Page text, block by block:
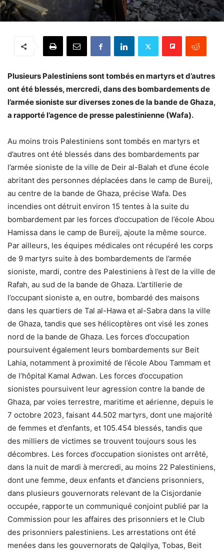
Plusieurs Palestiniens sont tombés en martyrs et d’autres
ont été blessés, mercredi, dans des bombardements de
l’armée sioniste sur diverses zones de la bande de Ghaza,
a rapporté l’agence de presse palestinienne (Wafa).
Au moins trois Palestiniens sont tombés en martyrs et
d’autres ont été blessés dans des bombardements par
l’armée sioniste de la ville de Deir al-Balah et d’une école
abritant des personnes déplacées dans le camp de Bureij,
au centre de la bande de Ghaza, précise Wafa. Des
incendies ont détruit environ 15 tentes à la suite du
bombardement par les forces d’occupation de l’école Abou
Hamissa dans le camp de Bureij, ajoute la même source.
Par ailleurs, les équipes médicales ont récupéré les corps
de 9 martyrs suite à des bombardements de l’armée
sioniste, mardi, contre des Palestiniens à l’est de la ville de
Rafah, au sud de la bande de Ghaza. L’artillerie de
l’occupant sioniste a, en outre, bombardé des maisons
dans les quartiers de Tal al-Hawa et al-Sabra dans la ville
de Ghaza, tandis que ses hélicoptères ont visé les zones
nord de la bande de Ghaza. Les forces d’occupation
poursuivent également leurs bombardements sur Beit
Lahia, notamment à proximité de l’école Abou Tammam et
de l’hôpital Kamal Adwan. Les forces d’occupation
sionistes poursuivent leur agression contre la bande de
Ghaza, par voies terrestre, maritime et aérienne, depuis le
7 octobre 2023, faisant 44.502 martyrs, dont une majorité
de femmes et d’enfants, et 105.454 blessés, tandis que
des milliers de victimes se trouvent toujours sous les
décombres. Les forces d’occupation sionistes ont arrêté,
dans la nuit de mardi à mercredi, au moins 22 Palestiniens,
dont une femme, deux enfants et d’anciens prisonniers,
dans plusieurs gouvernorats relevant de la Cisjordanie
occupée, rapporte un communiqué conjoint publié par la
Commission pour les affaires des prisonniers et le Club
des prisonniers palestiniens. Les arrestations ont été
menées dans les gouvernorats de Qalqilya, Tobas, Beit